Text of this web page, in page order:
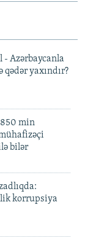
- Azərbaycanla
yaxındır?
min
bilər
korrupsiya